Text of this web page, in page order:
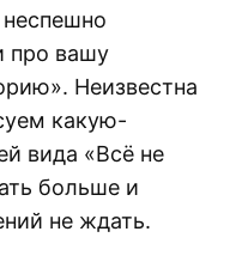
про вашу
Неизвестна
какую-
вида «Всё не
больше и
не ждать.